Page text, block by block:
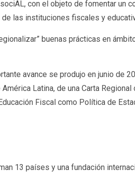
con el objeto de fomentar un
las instituciones fiscales y
buenas prácticas en
avance se produjo en junio de
Latina, de una Carta Regional
Fiscal como Política de
13 países y una fundación